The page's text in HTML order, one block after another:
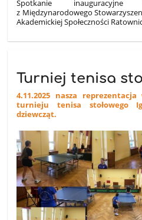
Spotkanie inauguracyjne
z Międzynarodowego
Akademickiej Społeczności
Turniej tenisa
4.11.2025 nasza
turnieju tenisa stołowego
dziewcząt.